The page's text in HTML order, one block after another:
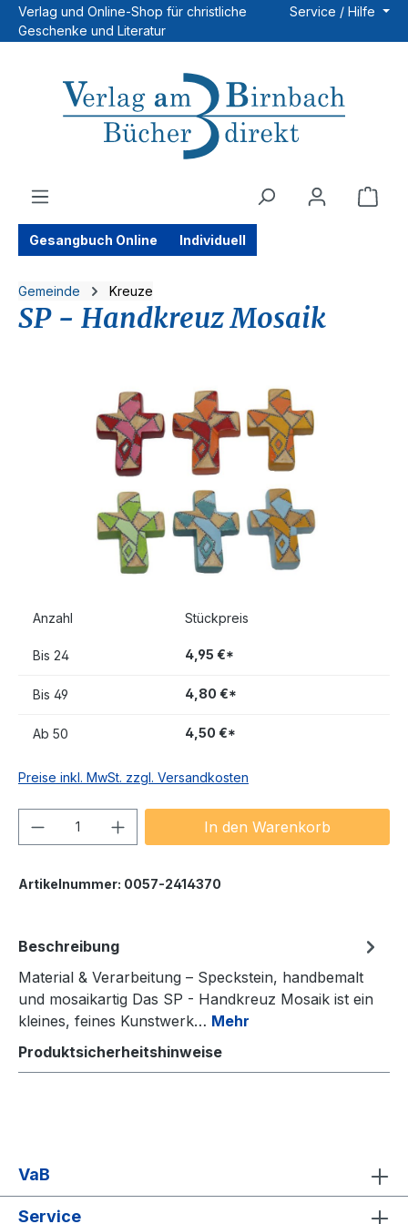
Zum Hauptinhalt springen
Verlag und Online-Shop für christliche
Geschenke und Literatur
Service / Hilfe
Gesangbuch Online Individuell
Gemeinde Kreuze
SP - Handkreuz Mosaik
Bildergalerie überspringen
Anzahl Stückpreis
Bis 24 4,95 €*
Bis 49 4,80 €*
Ab 50 4,50 €*
Preise inkl. MwSt. zzgl. Versandkosten
Produkt Anzahl: Gib denIn den Warenkorb
Artikelnummer: 0057-2414370
Beschreibung
Material & Verarbeitung – Speckstein, handbemalt
und mosaikartig Das SP - Handkreuz Mosaik ist ein
kleines, feines Kunstwerk… Mehr
Produktsicherheitshinweise
VaB
Service